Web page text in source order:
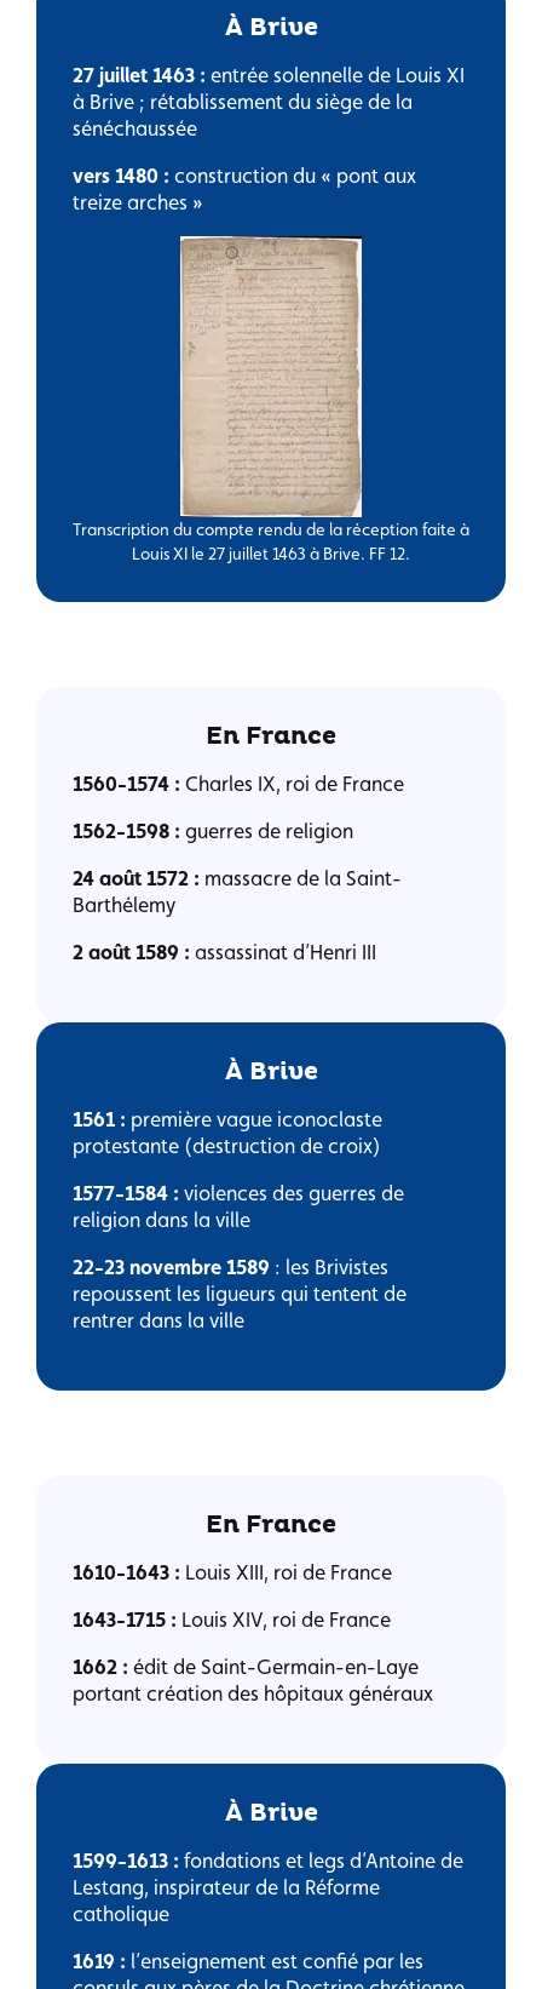
À Brive
27 juillet 1463 : entrée solennelle de Louis XI
à Brive ; rétablissement du siège de la
sénéchaussée
vers 1480 : construction du « pont aux
treize arches »
Transcription du compte rendu de la réception faite à
Louis XI le 27 juillet 1463 à Brive. FF 12.
En France
1560-1574 : Charles IX, roi de France
1562-1598 : guerres de religion
24 août 1572 : massacre de la Saint-
Barthélemy
2 août 1589 : assassinat d’Henri III
À Brive
1561 : première vague iconoclaste
protestante (destruction de croix)
1577-1584 : violences des guerres de
religion dans la ville
22-23 novembre 1589 : les Brivistes
repoussent les ligueurs qui tentent de
rentrer dans la ville
En France
1610-1643 : Louis XIII, roi de France
1643-1715 : Louis XIV, roi de France
1662 : édit de Saint-Germain-en-Laye
portant création des hôpitaux généraux
À Brive
1599-1613 : fondations et legs d’Antoine de
Lestang, inspirateur de la Réforme
catholique
1619 : l’enseignement est confié par les